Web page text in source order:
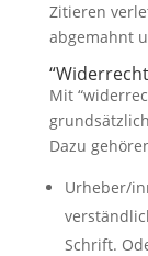
Zitieren
abgemahnt
“
Mit
Dazu
Urheber/
Schrift.